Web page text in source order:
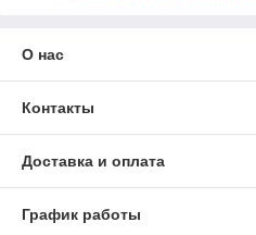
О нас
Контакты
Доставка и оплата
График работы